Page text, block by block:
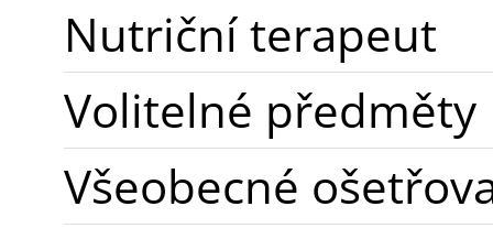
Nutriční terapeut
Volitelné předměty
Všeobecné